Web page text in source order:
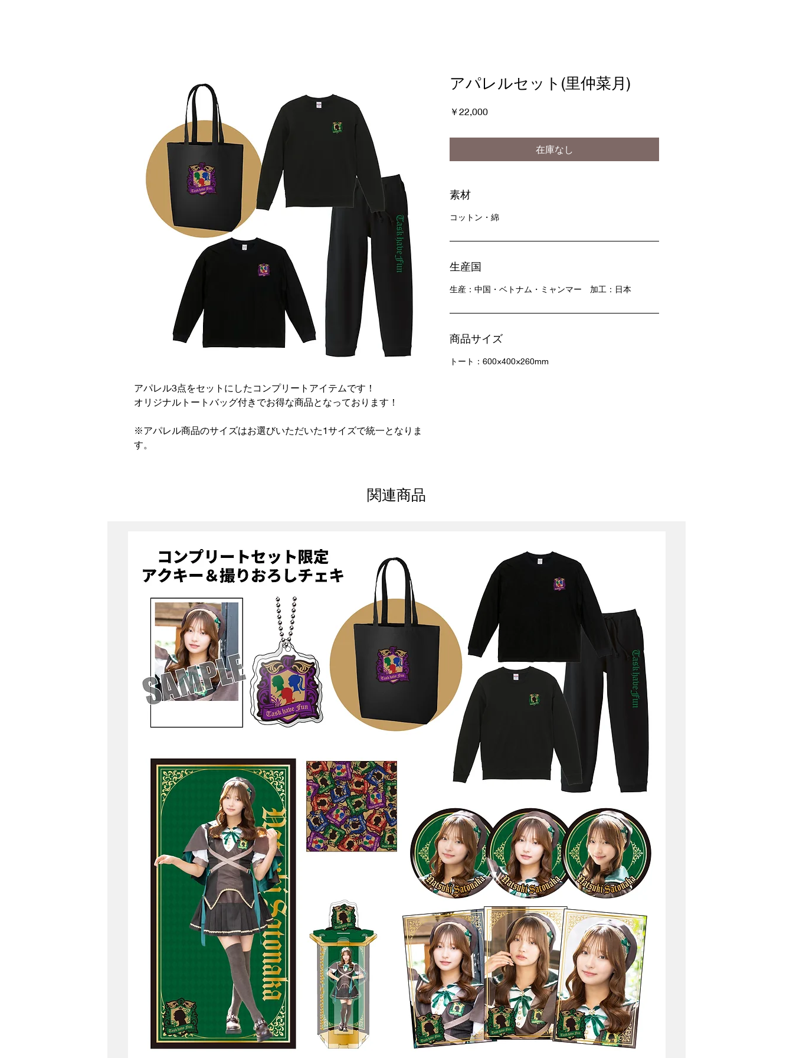
アパレル3点をセットにしたコンプリートアイテムです！
オリジナルトートバッグ付きでお得な商品となっております！
※アパレル商品のサイズはお選びいただいた1サイズで統一となりま
す。
アパレルセット(里仲菜月)
￥22,000価
在庫なし
素材
コットン・綿
生産国
生産：中国・ベトナム・ミャンマー 加工：日本
商品サイズ
トート：600×400×260mm
関連商品